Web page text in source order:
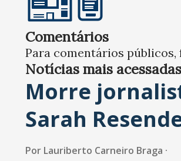
Porto de
durante uma
como
Levier (CEO
Maritime
Comentários
Para comentários
Notícias mais
Morre
Sarah
Por Lauriberto Carneiro Braga